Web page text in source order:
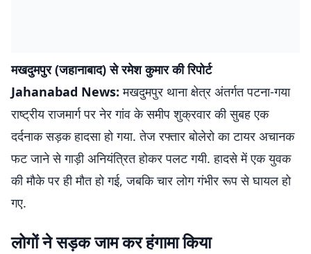
मखदुमपुर (जहानाबाद) से रमेश कुमार की रिपोर्ट
Jahanabad News:मखदुमपुर थाना क्षेत्र अंतर्गत पटना-गया
राष्ट्रीय राजमार्ग पर नेर गांव के समीप शुक्रवार की सुबह एक
दर्दनाक सड़क हादसा हो गया. तेज रफ्तार बोलेरो का टायर अचानक
फट जाने से गाड़ी अनियंत्रित होकर पलट गयी. हादसे में एक युवक
की मौके पर ही मौत हो गई, जबकि चार लोग गंभीर रूप से घायल हो
गए.
लोगों ने सड़क जाम कर हंगामा किया